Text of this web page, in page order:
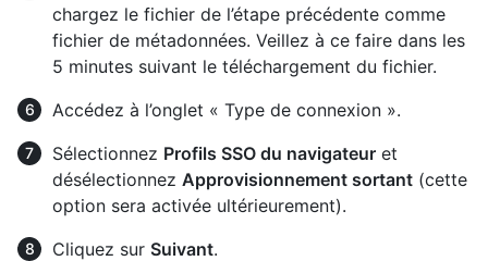
chargez le fichier de l’étape précédente comme
fichier de métadonnées. Veillez à ce faire dans les
5 minutes suivant le téléchargement du fichier.
Accédez à l’onglet « Type de connexion ».
Sélectionnez Profils SSO du navigateur et
désélectionnez Approvisionnement sortant (cette
option sera activée ultérieurement).
Cliquez sur Suivant.